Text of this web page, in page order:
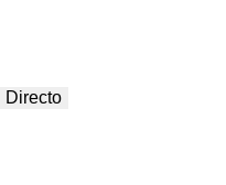
Directo